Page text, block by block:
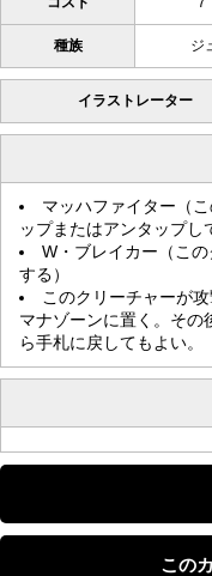
種族 ジ
イラストレーター
マッハファイター（
ップまたはアンタップし
W・ブレイカー（こ
する）
このクリーチャーが
マナゾーンに置く。その
ら手札に戻してもよい。
この